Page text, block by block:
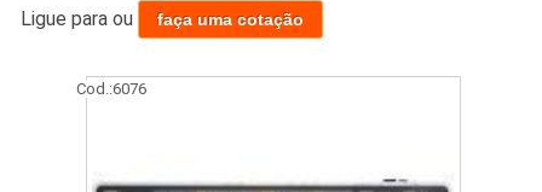
Ligue paraou faça uma cotação
Cod.:6076